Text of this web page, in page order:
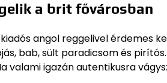
a brit fővárosban
angol reggelivel érdemes
bab, sült paradicsom és
valami igazán autentikusra